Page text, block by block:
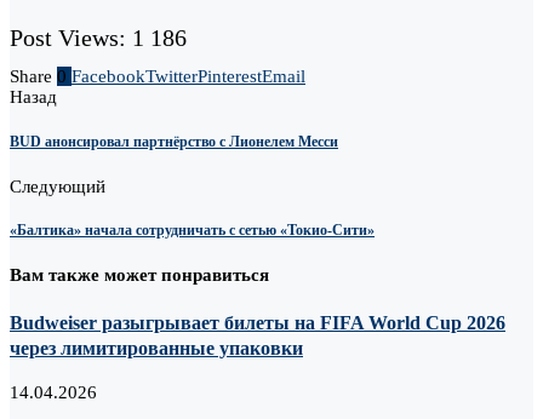
Post Views: 1 186
Share 0 FacebookTwitterPinterestEmail
Назад
BUD анонсировал партнёрство с Лионелем Месси
Следующий
«Балтика» начала сотрудничать с сетью «Токио-Сити»
Вам также может понравиться
Budweiser разыгрывает билеты на FIFA World Cup 2026
через лимитированные упаковки
14.04.2026